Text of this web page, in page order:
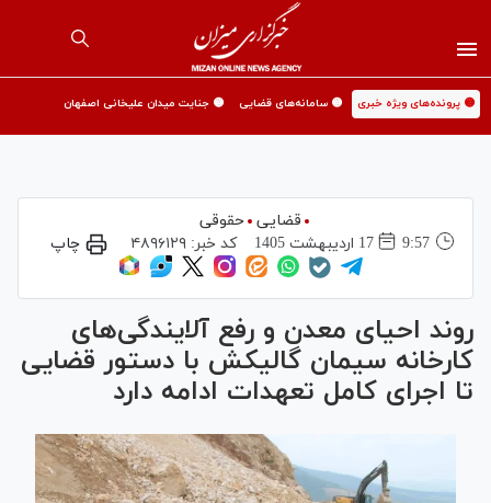
🟡 پرونده‌های ویژه خبری 🟡 سامانه‌های قضایی 🟡 جنایت میدان علیخانی اصفهان
قضایی حقوقی
9:57
17 ارديبهشت 1405 کد خبر: ۴۸۹۶۱۲۹ چاپ
روند احیای معدن و رفع آلایندگی‌های
کارخانه سیمان گالیکش با دستور قضایی
تا اجرای کامل تعهدات ادامه دارد